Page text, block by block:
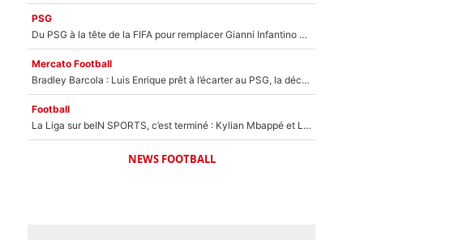
PSG
Du PSG à la tête de la FIFA pour remplacer Gianni Infantino ? «Il serait un mauvais président», le patron de la Liga s'attaque à Nasser Al-Khelaïfi !
Mercato Football
Bradley Barcola : Luis Enrique prêt à l’écarter au PSG, la décision qui va accélérer son transfert à Liverpool ?
Football
La Liga sur beIN SPORTS, c’est terminé : Kylian Mbappé et Lamine Yamal changent de chaîne, «le moment était venu d'ouvrir un nouveau chapitre»
NEWS FOOTBALL